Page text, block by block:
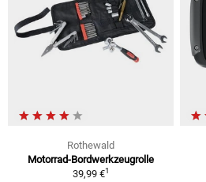
Rothewald
Motorrad-Bordwerkzeugrolle
39,99 €1